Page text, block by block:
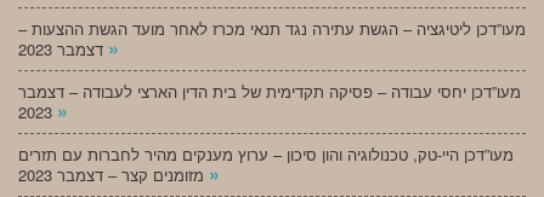
מעו”דכן ליטיגציה – הגשת עתירה נגד תנאי מכרז לאחר מועד הגשת ההצעות –
»
מעו”דכן יחסי עבודה – פסיקה תקדימית של בית הדין הארצי לעבודה – דצמבר
»
מעו”דכן היי-טק, טכנולוגיה והון סיכון – ערוץ מענקים מהיר לחברות עם תזרים
»